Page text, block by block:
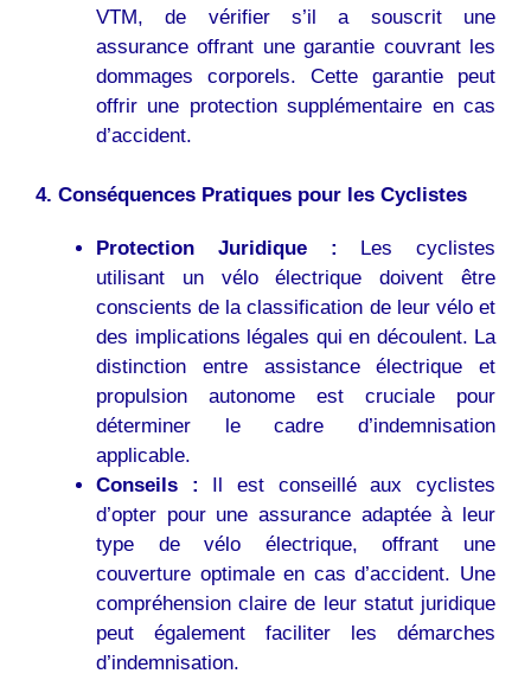
VTM, de vérifier s’il a souscrit une
assurance offrant une garantie couvrant les
dommages corporels. Cette garantie peut
offrir une protection supplémentaire en cas
d’accident.
4. Conséquences Pratiques pour les Cyclistes
Protection Juridique : Les cyclistes
utilisant un vélo électrique doivent être
conscients de la classification de leur vélo et
des implications légales qui en découlent. La
distinction entre assistance électrique et
propulsion autonome est cruciale pour
déterminer le cadre d’indemnisation
applicable.
Conseils : Il est conseillé aux cyclistes
d’opter pour une assurance adaptée à leur
type de vélo électrique, offrant une
couverture optimale en cas d’accident. Une
compréhension claire de leur statut juridique
peut également faciliter les démarches
d’indemnisation.